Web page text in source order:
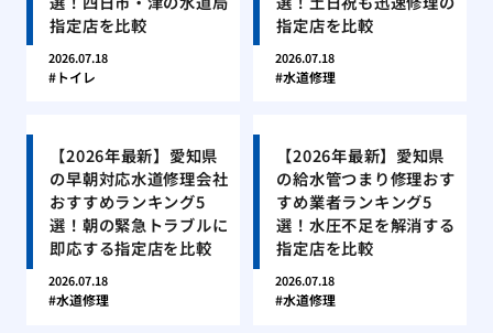
指定店を比較
2026.07.18
トイレ
指定店を比較
2026.07.18
水道修理
【2026年最新】愛知県
の早朝対応水道修理会社
おすすめランキング5
選！朝の緊急トラブルに
即応する指定店を比較
2026.07.18
水道修理
【2026年最新】愛知県
の給水管つまり修理おす
すめ業者ランキング5
選！水圧不足を解消する
指定店を比較
2026.07.18
水道修理